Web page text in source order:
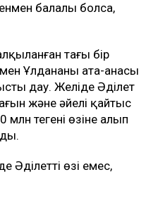
балалы болса,
тағы бір
Ұлдананың ата-анасы
дау. Желіде Әділет
және әйелі қайтыс
млн теңгені өзіне алып
Әділеттің өзі емес,